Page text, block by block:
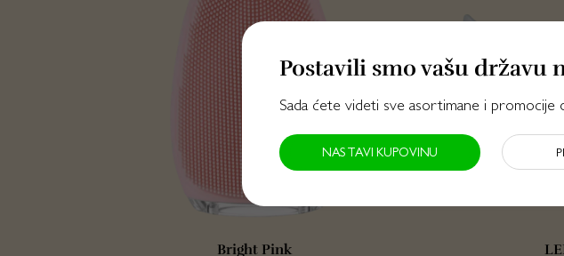
Bright Pink
Postavili smo vašu državu
Sada ćete videti sve asortimane i promocije
NASTAVI KUPOVINU